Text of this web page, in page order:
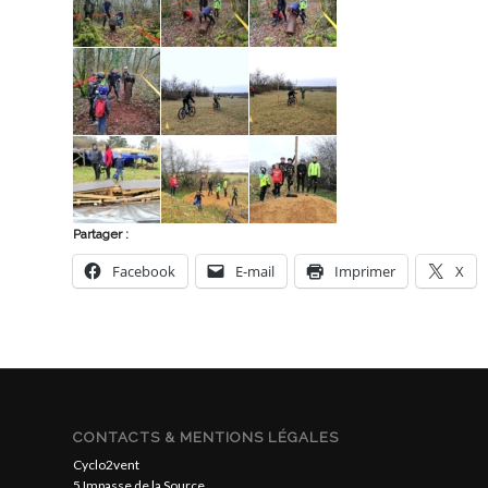
Partager :
Facebook E-mail Imprimer X
CONTACTS & MENTIONS LÉGALES
Cyclo2vent